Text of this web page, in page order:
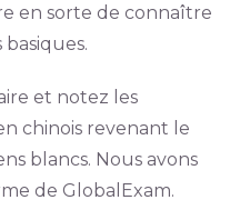
en sorte de connaître
et notez les
chinois revenant le
blancs. Nous avons
de GlobalExam.